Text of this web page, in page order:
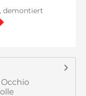
demontiert